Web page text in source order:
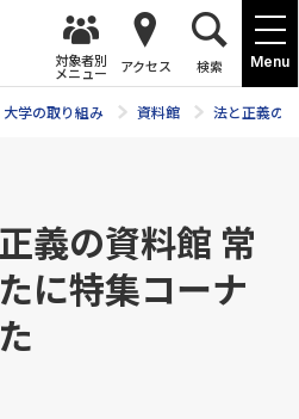
Menu
対象者別
メニュー アクセス 検索
大学の取り組み 資料館 法と正義の
義の資料館 常
に特集コーナ